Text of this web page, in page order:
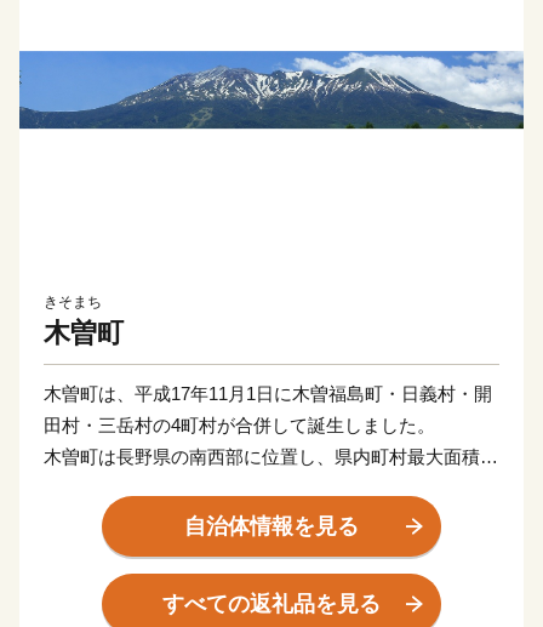
きそまち
木曽町
木曽町は、平成17年11月1日に木曽福島町・日義村・開
田村・三岳村の4町村が合併して誕生しました。
木曽町は長野県の南西部に位置し、県内町村最大面積
緑豊かな山間の町です。西に木曽御嶽山、東には中央ア
ルプス木曽駒ケ岳がそびえています。町の中央には木曽
川が流れ、その流域に沿って国道19号とJR中央本線が
走っています。木曽町全体としては、夏と冬、昼と夜の
自治体情報を見る
すべての返礼品を見る